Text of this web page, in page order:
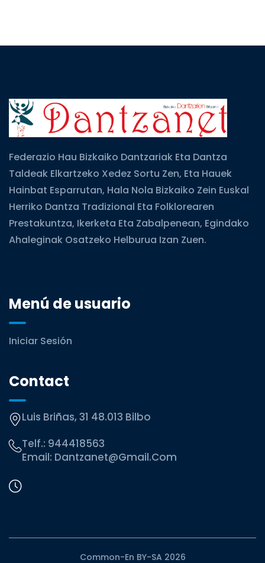
Federazio Hau Bizkaiko Dantzariak Eta Dantza
Taldeak Elkartzeko Xedez Sortu Zen, Eta Hauek
Hainbat Esparrutan, Hala Nola Bizkaiko Zein Euskal
Herriko Dantza Tradizional Eta Folklorearen
Prestakuntza, Ikerketa Eta Zabalpenean, Egindako
Ahaleginak Osatzeko Helburua Izan Zuen.
Menú de usuario
Iniciar Sesión
Contact
Luis Briñas, 31 48.013 Bilbo
Telf.: 944418563
Email: Dantzanet@gmail.com
Common-En BY-SA 2026